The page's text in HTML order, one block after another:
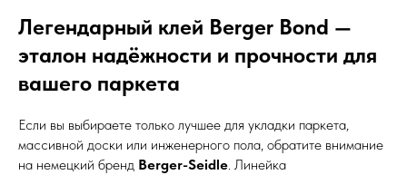
Легендарный клей Berger Bond —
эталон надёжности и прочности для
вашего паркета
Если вы выбираете только лучшее для укладки паркета,
массивной доски или инженерного пола, обратите внимание
на немецкий бренд Berger-Seidle. Линейка